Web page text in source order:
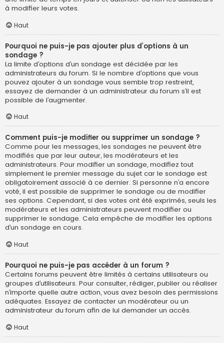
à modifier leurs votes.
Haut
Pourquoi ne puis-je pas ajouter plus d’options à un
sondage ?
La limite d’options d’un sondage est décidée par les
administrateurs du forum. Si le nombre d’options que vous
pouvez ajouter à un sondage vous semble trop restreint,
essayez de demander à un administrateur du forum s’il est
possible de l’augmenter.
Haut
Comment puis-je modifier ou supprimer un sondage ?
Comme pour les messages, les sondages ne peuvent être
modifiés que par leur auteur, les modérateurs et les
administrateurs. Pour modifier un sondage, modifiez tout
simplement le premier message du sujet car le sondage est
obligatoirement associé à ce dernier. Si personne n’a encore
voté, il est possible de supprimer le sondage ou de modifier
ses options. Cependant, si des votes ont été exprimés, seuls les
modérateurs et les administrateurs peuvent modifier ou
supprimer le sondage. Cela empêche de modifier les options
d’un sondage en cours.
Haut
Pourquoi ne puis-je pas accéder à un forum ?
Certains forums peuvent être limités à certains utilisateurs ou
groupes d’utilisateurs. Pour consulter, rédiger, publier ou réaliser
n’importe quelle autre action, vous avez besoin des permissions
adéquates. Essayez de contacter un modérateur ou un
administrateur du forum afin de lui demander un accès.
Haut